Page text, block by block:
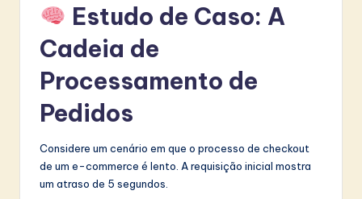
Estudo de Caso: A
Cadeia de
Processamento de
Pedidos
Considere um cenário em que o processo de checkout
de um e-commerce é lento. A requisição inicial mostra
um atraso de 5 segundos.